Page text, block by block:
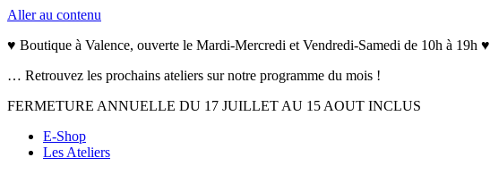
Aller au contenu
♥ Boutique à Valence, ouverte le Mardi-Mercredi et Vendredi-Samedi de 10h à 19h ♥
… Retrouvez les prochains ateliers sur notre programme du mois !
FERMETURE ANNUELLE DU 17 JUILLET AU 15 AOUT INCLUS
E-Shop
Les Ateliers